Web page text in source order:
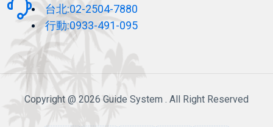
台北:02-2504-7880
行動:0933-491-095
Copyright @ 2026 Guide System . All Right Reserved